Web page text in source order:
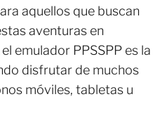
aquellos que buscan
aventuras en
emulador PPSSPP es la
disfrutar de muchos
móviles, tabletas u